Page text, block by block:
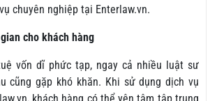
chuyên nghiệp tại Enterlaw.vn.
cho khách hàng
vốn dĩ phức tạp, ngay cả nhiều luật sư
cũng gặp khó khăn. Khi sử dụng dịch vụ